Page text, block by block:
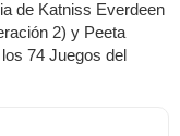
de Katniss Everdeen
2) y Peeta
74 Juegos del